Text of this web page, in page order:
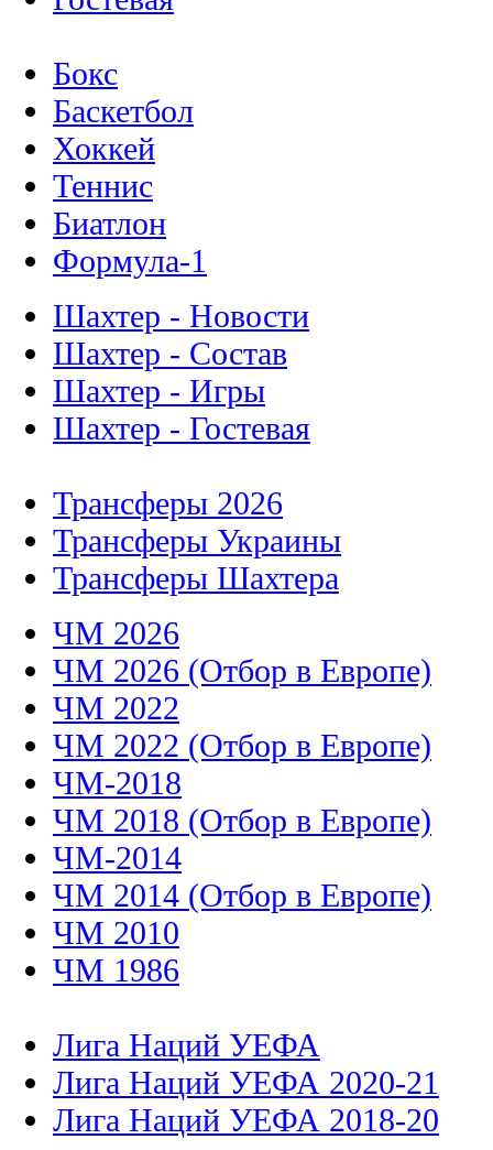
Бокс
Баскетбол
Хоккей
Теннис
Биатлон
Формула-1
Шахтер - Новости
Шахтер - Состав
Шахтер - Игры
Шахтер - Гостевая
Трансферы 2026
Трансферы Украины
Трансферы Шахтера
ЧМ 2026
ЧМ 2026 (Отбор в Европе)
ЧМ 2022
ЧМ 2022 (Отбор в Европе)
ЧМ-2018
ЧМ 2018 (Отбор в Европе)
ЧМ-2014
ЧМ 2014 (Отбор в Европе)
ЧМ 2010
ЧМ 1986
Лига Наций УЕФА
Лига Наций УЕФА 2020-21
Лига Наций УЕФА 2018-20